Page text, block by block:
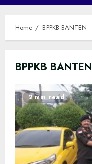
Menu
Home BPPKB BANTEN
BPPKB BANTEN
2 min read